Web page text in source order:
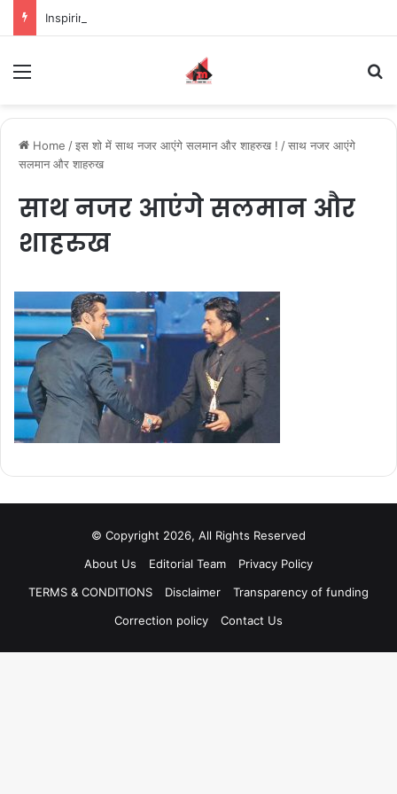
Home /इस शो में साथ नजर आएंगे सलमान और शाहरुख ! /साथ नजर आएंगे
सलमान और शाहरुख
साथ नजर आएंगे सलमान और
शाहरुख
© Copyright 2026, All Rights Reserved
About Us
Editorial Team
Privacy Policy
TERMS & CONDITIONS
Disclaimer
Transparency of funding
Correction policy
Contact Us